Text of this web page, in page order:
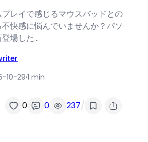
レイで感じるマウスパッドとの
快感に悩んでいませんか？パソ
場した…
10-29·1 min
0 0 237/